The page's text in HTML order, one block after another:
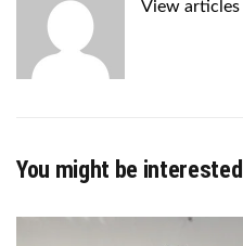
View articles
You might be